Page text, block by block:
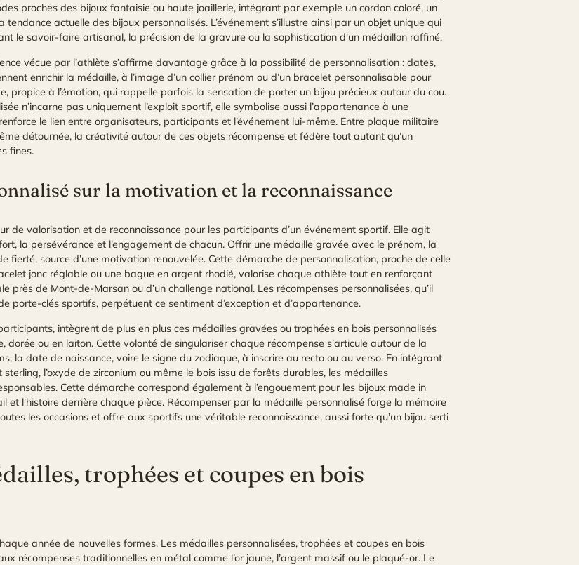
proches des bijoux fantaisie ou haute joaillerie, intégrant par exemple un cordon coloré, un
actuelle des bijoux personnalisés. L’événement s’illustre ainsi par un objet unique qui
le savoir-faire artisanal, la précision de la gravure ou la sophistication d’un médaillon raffiné.
vécue par l’athlète s’affirme davantage grâce à la possibilité de personnalisation : dates,
enrichir la médaille, à l’image d’un collier prénom ou d’un bracelet personnalisable pour
propice à l’émotion, qui rappelle parfois la sensation de porter un bijou précieux autour du cou.
n’incarne pas uniquement l’exploit sportif, elle symbolise aussi l’appartenance à une
le lien entre organisateurs, participants et l’événement lui-même. Entre plaque militaire
détournée, la créativité autour de ces objets récompense et fédère tout autant qu’un
fines.
sur la motivation et la reconnaissance
de valorisation et de reconnaissance pour les participants d’un événement sportif. Elle agit
la persévérance et l’engagement de chacun. Offrir une médaille gravée avec le prénom, la
fierté, source d’une motivation renouvelée. Cette démarche de personnalisation, proche de celle
jonc réglable ou une bague en argent rhodié, valorise chaque athlète tout en renforçant
près de Mont-de-Marsan ou d’un challenge national. Les récompenses personnalisées, qu’il
porte-clés sportifs, perpétuent ce sentiment d’exception et d’appartenance.
intègrent de plus en plus ces médailles gravées ou trophées en bois personnalisés
ou en laiton. Cette volonté de singulariser chaque récompense s’articule autour de la
la date de naissance, voire le signe du zodiaque, à inscrire au recto ou au verso. En intégrant
l’oxyde de zirconium ou même le bois issu de forêts durables, les médailles
Cette démarche correspond également à l’engouement pour les bijoux made in
l’histoire derrière chaque pièce. Récompenser par la médaille personnalisé forge la mémoire
les occasions et offre aux sportifs une véritable reconnaissance, aussi forte qu’un bijou serti
trophées et coupes en bois
année de nouvelles formes. Les médailles personnalisées, trophées et coupes en bois
récompenses traditionnelles en métal comme l’or jaune, l’argent massif ou le plaqué-or. Le